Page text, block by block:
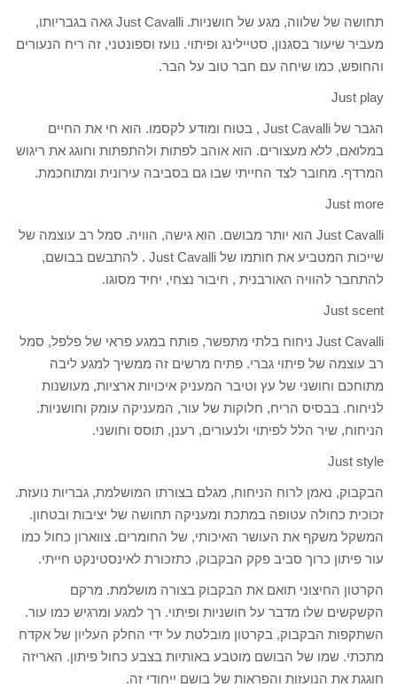
תחושה של שלווה, מגע של חושניות. Just Cavalli גאה בגבריותו,
מעביר שיעור בסגנון, סטיילינג ופיתוי. נועז וספונטני, זה ריח הנעורים
והחופש, כמו שיחה עם חבר טוב על הבר.
Just play
הגבר של Just Cavalli , בטוח ומודע לקסמו. הוא חי את החיים
במלואם, ללא מעצורים. הוא אוהב לפתות ולהתפתות וחוגג את ריגוש
המרדף. מחובר לצד החייתי שבו גם בסביבה עירונית ומתוחכמת.
Just more
Just Cavalli הוא יותר מבושם. הוא גישה, הוויה. סמל רב עוצמה של
שייכות המטביע את חותמו של Just Cavalli . להתבשם בבושם,
להתחבר להוויה האורבנית , חיבור נצחי, יחיד מסוגו.
Just scent
Just Cavalli ניחוח בלתי מתפשר, פותח במגע פראי של פלפל, סמל
רב עוצמה של פיתוי גברי. פתיח מרשים זה ממשיך למגע ליבה
מתוחכם וחושני של עץ וטיבר המעניק איכויות ארציות, מעושנות
לניחוח. בבסיס הריח, חלוקות של עור, המעניקה עומק וחושניות.
הניחוח, שיר הלל לפיתוי ולנעורים, רענן, תוסס וחושני.
Just style
הבקבוק, נאמן לרוח הניחוח, מגלם בצורתו המושלמת, גבריות נועזת.
זכוכית כחולה עטופה במתכת ומעניקה תחושה של יציבות ובטחון.
המשקל משקף את העושר האיכותי, של החומרים. צווארון כחול כמו
עור פיתון כרוך סביב פקק הבקבוק, כתזכורת לאינסטינקט חייתי.
הקרטון החיצוני תואם את הבקבוק בצורה מושלמת. מרקם
הקשקשים שלו מדבר על חושניות ופיתוי. רך למגע ומרגיש כמו עור.
השתקפות הבקבוק, בקרטון מובלטת על ידי החלק העליון של אקדח
מתכתי. שמו של הבושם מוטבע באותיות בצבע כחול פיתון. האריזה
חוגגת את הנועזות והפראות של בושם ייחודי זה.